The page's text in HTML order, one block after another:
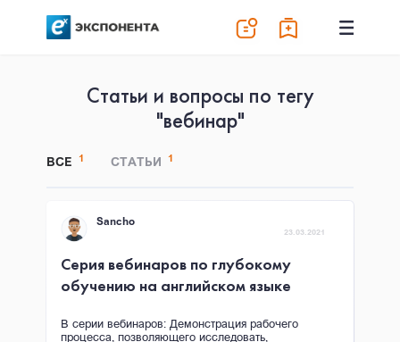
Статьи и вопросы по тегу
"вебинар"
ВСЕ 1 СТАТЬИ 1
23.03.2021
Sancho
Серия вебинаров по глубокому
обучению на английском языке
В серии вебинаров: Демонстрация рабочего
процесса, позволяющего исследовать,